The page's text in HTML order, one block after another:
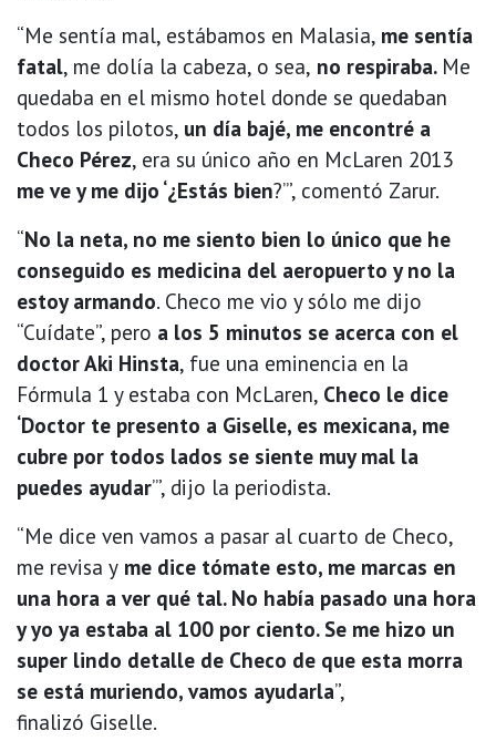
“Me sentía mal, estábamos en Malasia, me sentía
fatal, me dolía la cabeza, o sea, no respiraba. Me
quedaba en el mismo hotel donde se quedaban
todos los pilotos, un día bajé, me encontré a
Checo Pérez, era su único año en McLaren 2013
me ve y me dijo ‘¿Estás bien?’”, comentó Zarur.
“No la neta, no me siento bien lo único que he
conseguido es medicina del aeropuerto y no la
estoy armando. Checo me vio y sólo me dijo
“Cuídate”, pero a los 5 minutos se acerca con el
doctor Aki Hinsta, fue una eminencia en la
Fórmula 1 y estaba con McLaren, Checo le dice
‘Doctor te presento a Giselle, es mexicana, me
cubre por todos lados se siente muy mal la
puedes ayudar’”, dijo la periodista.
“Me dice ven vamos a pasar al cuarto de Checo,
me revisa y me dice tómate esto, me marcas en
una hora a ver qué tal. No había pasado una hora
y yo ya estaba al 100 por ciento. Se me hizo un
super lindo detalle de Checo de que esta morra
se está muriendo, vamos ayudarla”,
finalizó Giselle.